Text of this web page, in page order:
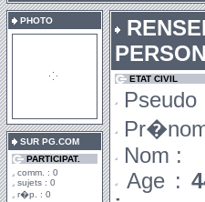
PHOTO
SUR PG.COM
PARTICIPAT.
comm. : 0
sujets : 0
r�p. : 0
ETAT CIVIL
Pseudo
Nom :
Age :